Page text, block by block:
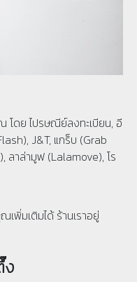
โดย ไปรษณีย์ลงทะเบียน, อี
J&T, แกร็บ (Grab
ลาล่ามูฟ (Lalamove), โร
เพิ่มเติมได้ ร้านเราอยู่
ง